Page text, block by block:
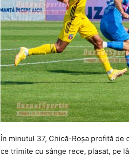
În minutul 37, Chică-Roşa profită
ce trimite cu sânge rece, plasat, pe